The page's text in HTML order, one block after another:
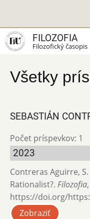
hlavný
obsah
FILOZOFIA
Filozofický časopis
Všetky
SEBASTIÁN
Počet príspevkov: 1
2023
Contreras Aguirre,
Rationalist?. Filozofia,
https://doi.org/
Zobraziť